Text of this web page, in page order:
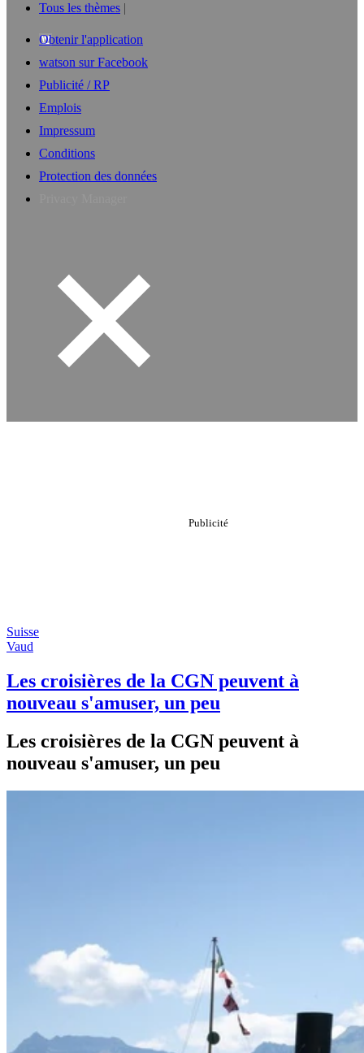
Tous les thèmes
Obtenir l'application
watson sur Facebook
Publicité / RP
Emplois
Impressum
Conditions
Protection des données
Suisse
Vaud
Les croisières de la CGN peuvent à
nouveau s'amuser, un peu
Les croisières de la CGN peuvent à
nouveau s'amuser, un peu